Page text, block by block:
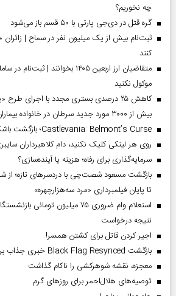
چه نخوریم؟
گره قتل در دی‌جی پارتی با ۵۰ قسم باز می‌شود
ثبت‌نام بیش از یک میلیون نفر در سماح | زائران
کنند
متقاضیان ارز اربعین ۱۴۰۵ بخوانند
موکول نکنید
کاهش ۲۵ درصدی بستری مجدد با اجرای طرح
بیش از ۳۰۰۰ مورد جدید سرطان در خانواده بیماران
Castlevania: Belmont’s Curse؛ بازگشت باشکوه شکارچیان خون‌آشام
روی هر لینکی کلیک نکنید، دام کلاهبرداران
سرمایه‌گذاری برای رفاه؛ هزینه یا آینده‌سازی؟
بازگشت مسعود شصت‌چی با دردسر‌های تازه؛ از
تا پایان فیلمبرداری «مرد سه‌هزارچهره»
استعلام وام ضروری ۷۵ میلیون
نتیجه درخواست
اجیر کردن قاتل برای کشتن همسر!
بازگشت Black Flag Resynced خبری جذاب برای دوستداران بازی
معجزه، نقشه شوهرکشی را ناکام گذاشت
توصیه‌های هلال‌احمر برای روز‌های گرم